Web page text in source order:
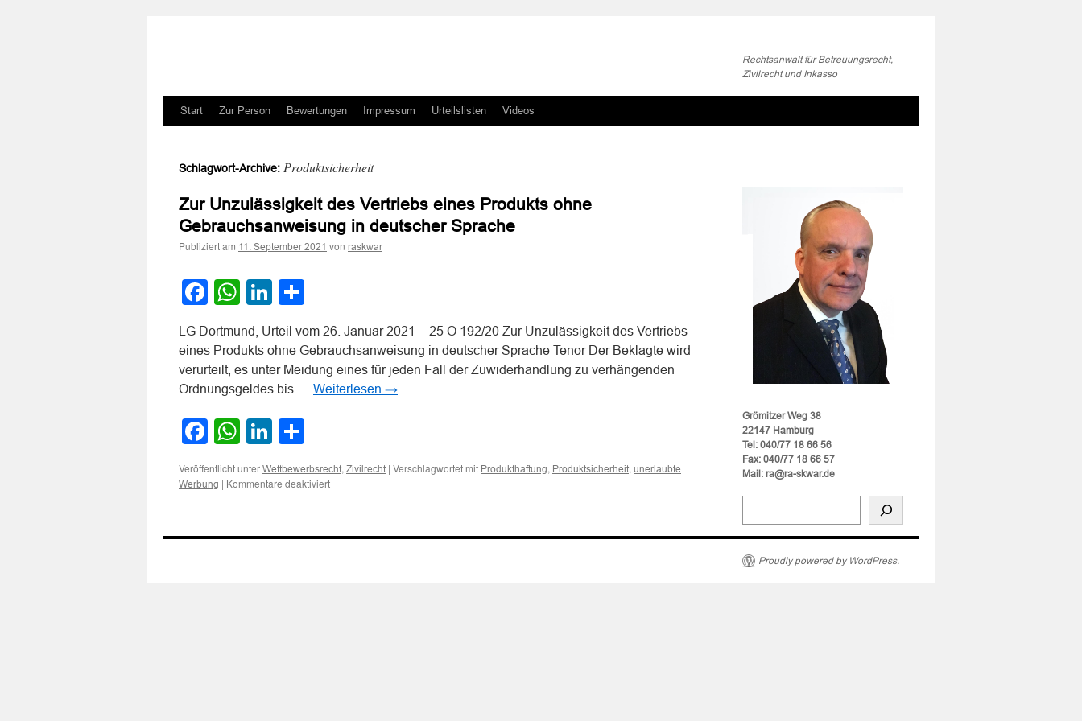
Rechtsanwalt für Betreuungsrecht,
Zivilrecht und Inkasso
Zum
springen
Start Zur Person Bewertungen Impressum Urteilslisten Videos
Schlagwort-Archive: Produktsicherheit
Zur Unzulässigkeit des Vertriebs eines Produkts ohne
Gebrauchsanweisung in deutscher Sprache
Publiziert am 11. September 2021 von raskwar
Facebook
WhatsApp
LinkedIn
LG Dortmund, Urteil vom 26. Januar 2021 – 25 O 192/20 Zur Unzulässigkeit des Vertriebs
eines Produkts ohne Gebrauchsanweisung in deutscher Sprache Tenor Der Beklagte wird
verurteilt, es unter Meidung eines für jeden Fall der Zuwiderhandlung zu verhängenden
Ordnungsgeldes bis … Weiterlesen →
Facebook
WhatsApp
LinkedIn
Veröffentlicht unter Wettbewerbsrecht, Zivilrecht | Verschlagwortet mit Produkthaftung, Produktsicherheit, unerlaubte
Werbung | Kommentare deaktiviertfür
Vertriebs
Grömitzer Weg 38
22147 Hamburg
Tel: 040/77 18 66 56
Fax: 040/77 18 66 57
Mail: ra@ra-skwar.de
Proudly powered by WordPress.